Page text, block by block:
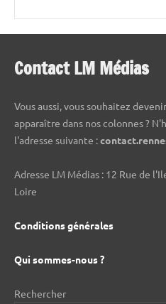
Contact LM Médias
Vous aussi, vous souhaitez
apparaître dans nos colonnes ?
l'adresse suivante :
Adresse LM Médias : 12 Rue de
Loire
Conditions générales
Qui sommes-nous ?
Rechercher